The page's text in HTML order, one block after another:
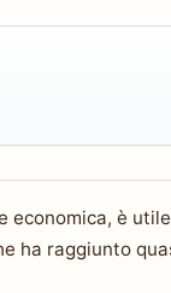
economica, è
ha raggiunto